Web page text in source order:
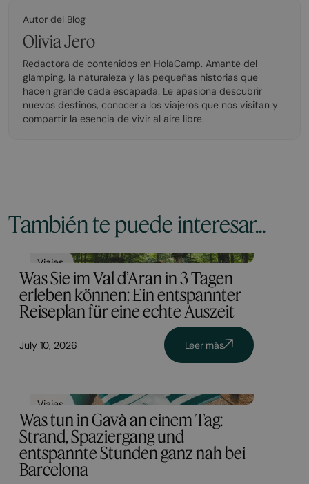
Autor del Blog
Olivia Jero
Redactora de contenidos en HolaCamp. Amante del
glamping, la naturaleza y las pequeñas historias que
hacen grande cada escapada. Le apasiona descubrir
nuevos destinos, conocer a los viajeros que nos visitan y
compartir la esencia de vivir al aire libre.
También te puede interesar...
Viajes
Was Sie im Val d’Aran in 3 Tagen
erleben können: Ein entspannter
Reiseplan für eine echte Auszeit
July 10, 2026 Leer más
Viajes
Was tun in Gavà an einem Tag:
Strand, Spaziergang und
entspannte Stunden ganz nah bei
Barcelona